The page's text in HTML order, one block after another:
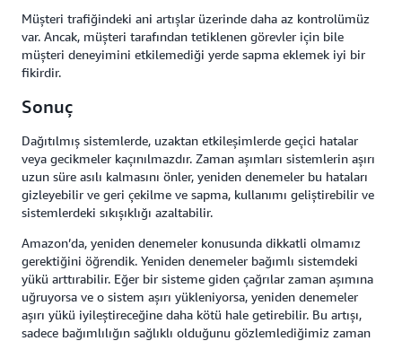
Müşteri trafiğindeki ani artışlar üzerinde daha az kontrolümüz
var. Ancak, müşteri tarafından tetiklenen görevler için bile
müşteri deneyimini etkilemediği yerde sapma eklemek iyi bir
fikirdir.
Sonuç
Dağıtılmış sistemlerde, uzaktan etkileşimlerde geçici hatalar
veya gecikmeler kaçınılmazdır. Zaman aşımları sistemlerin aşırı
uzun süre asılı kalmasını önler, yeniden denemeler bu hataları
gizleyebilir ve geri çekilme ve sapma, kullanımı geliştirebilir ve
sistemlerdeki sıkışıklığı azaltabilir.
Amazon’da, yeniden denemeler konusunda dikkatli olmamız
gerektiğini öğrendik. Yeniden denemeler bağımlı sistemdeki
yükü arttırabilir. Eğer bir sisteme giden çağrılar zaman aşımına
uğruyorsa ve o sistem aşırı yükleniyorsa, yeniden denemeler
aşırı yükü iyileştireceğine daha kötü hale getirebilir. Bu artışı,
sadece bağımlılığın sağlıklı olduğunu gözlemlediğimiz zaman